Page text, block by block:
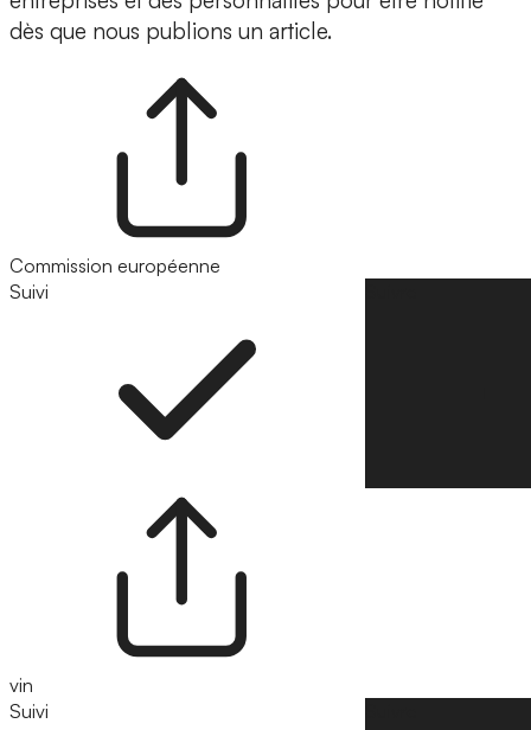
dès que nous publions un article.
Commission européenne
Suivi
vin
Suivi